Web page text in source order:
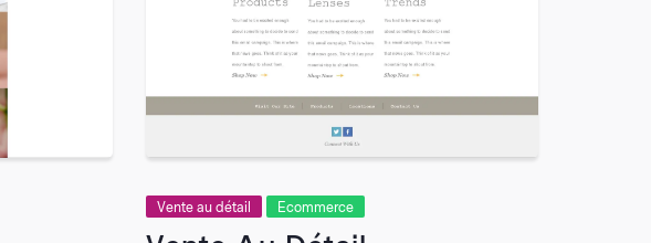
Vente au détail Ecommerce